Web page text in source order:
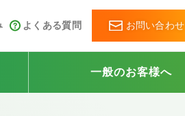
よくある質問 お問い合わせ
一般のお客様へ